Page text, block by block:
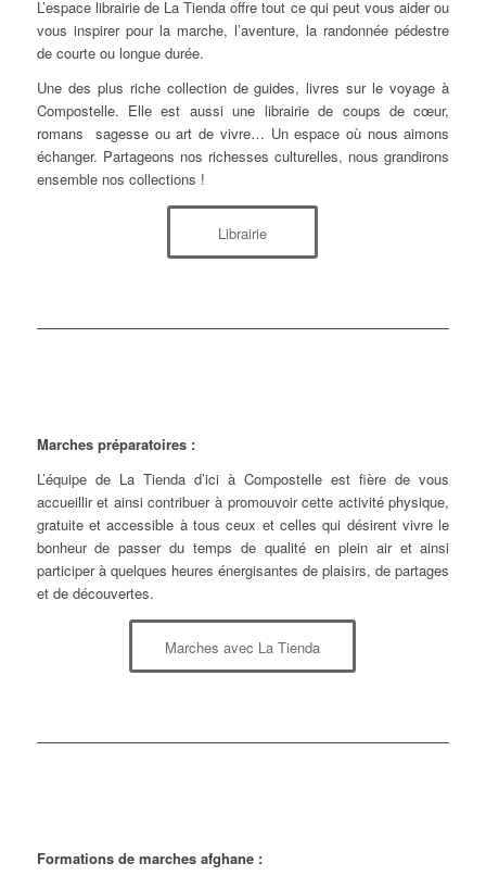
L’espace librairie de La Tienda offre tout ce qui peut vous aider ou
vous inspirer pour la marche, l’aventure, la randonnée pédestre
de courte ou longue durée.
Une des plus riche collection de guides, livres sur le voyage à
Compostelle. Elle est aussi une librairie de coups de cœur,
romans sagesse ou art de vivre… Un espace où nous aimons
échanger. Partageons nos richesses culturelles, nous grandirons
ensemble nos collections !
Librairie
Marches préparatoires :
L’équipe de La Tienda d’ici à Compostelle est fière de vous
accueillir et ainsi contribuer à promouvoir cette activité physique,
gratuite et accessible à tous ceux et celles qui désirent vivre le
bonheur de passer du temps de qualité en plein air et ainsi
participer à quelques heures énergisantes de plaisirs, de partages
et de découvertes.
Marches avec La Tienda
Formations de marches afghane :